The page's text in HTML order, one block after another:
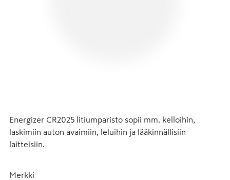
Energizer CR2025 litiumparisto sopii mm. kelloihin,
laskimiin auton avaimiin, leluihin ja lääkinnällisiin
laitteisiin.
Merkki